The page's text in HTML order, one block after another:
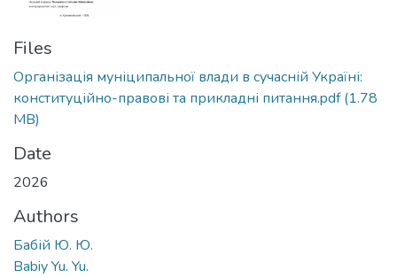
Files
Організація муніципальної влади в сучасній Україні:
конституційно-правові та прикладні питання.pdf(1.78
MB)
Date
2026
Authors
Бабій Ю. Ю.
Babiy Yu. Yu.